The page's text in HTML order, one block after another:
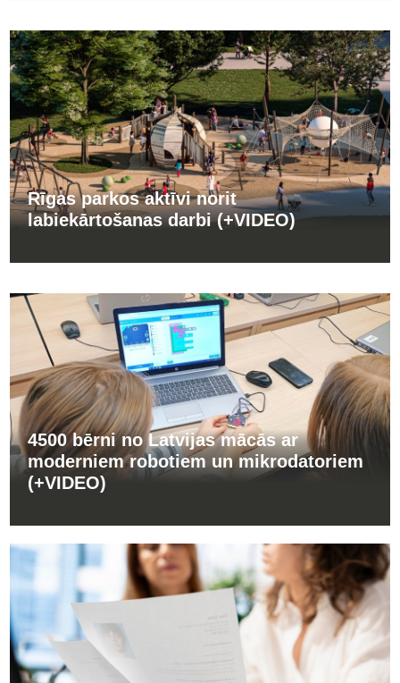
Rīgas parkos aktīvi norit
labiekārtošanas darbi (+VIDEO)
4500 bērni no Latvijas mācās ar
moderniem robotiem un mikrodatoriem
(+VIDEO)